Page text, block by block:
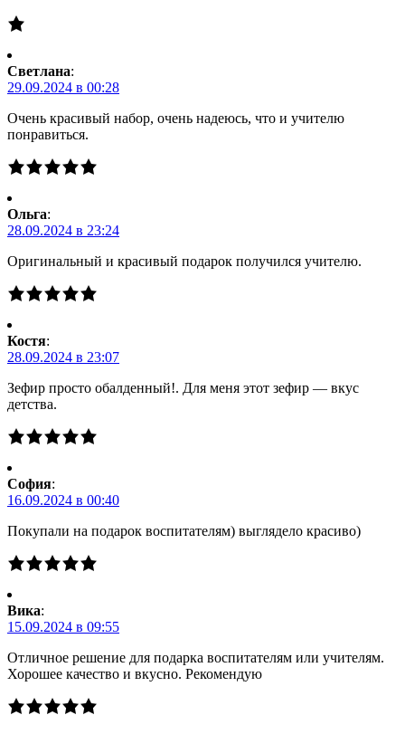
Светлана:
29.09.2024 в 00:28
Очень красивый набор, очень надеюсь, что и учителю
понравиться.
Ольга:
28.09.2024 в 23:24
Оригинальный и красивый подарок получился учителю.
Костя:
28.09.2024 в 23:07
Зефир просто обалденный!. Для меня этот зефир — вкус
детства.
Cофия:
16.09.2024 в 00:40
Покупали на подарок воспитателям) выглядело красиво)
Вика:
15.09.2024 в 09:55
Отличное решение для подарка воспитателям или учителям.
Хорошее качество и вкусно. Рекомендую